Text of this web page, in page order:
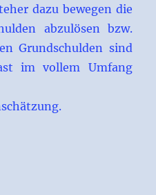
dazu bewegen die
abzulösen bzw.
Grundschulden sind
im vollem Umfang